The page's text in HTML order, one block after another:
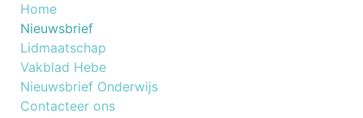
Home
​Nieuwsbrief
Lidmaatschap
Vakblad Hebe
Nieuwsbrief Onderwijs
Contacteer ons